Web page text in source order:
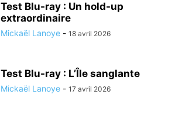
Test Blu-ray : Un hold-up
extraordinaire
Mickaël Lanoye - 18 avril 2026
Test Blu-ray : L’Île sanglante
Mickaël Lanoye - 17 avril 2026